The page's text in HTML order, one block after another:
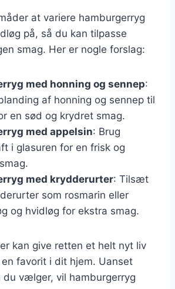
at variere hamburgerryg
på, så du kan tilpasse
smag. Her er nogle forslag:
med honning og sennep:
af honning og sennep til
en sød og krydret smag.
med appelsin: Brug
i glasuren for en frisk og
med krydderurter: Tilsæt
som rosmarin eller
og hvidløg for ekstra smag.
kan give retten et helt nyt liv
favorit i dit hjem. Uanset
du vælger, vil hamburgerryg